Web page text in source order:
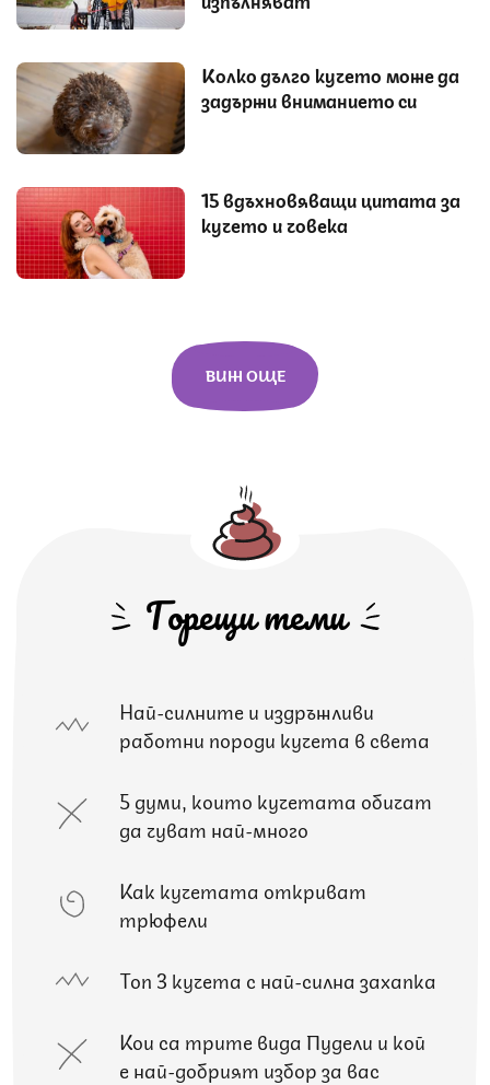
Колко дълго кучето може да
задържи вниманието си
15 вдъхновяващи цитата за
кучето и човека
ВИЖ ОЩЕ
Горещи теми
Най-силните и издръжливи
работни породи кучета в света
5 думи, които кучетата обичат
да чуват най-много
Как кучетата откриват
трюфели
Топ 3 кучета с най-силна захапка
Кои са трите вида Пудели и кой
е най-добрият избор за вас